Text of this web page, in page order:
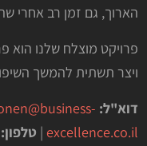
הארוך, גם זמן רב אחרי
פרויקט מוצלח שלנו הוא
ויצר תשתית להמשך
דוא"ל:
excellence.co.il
| טלפון: